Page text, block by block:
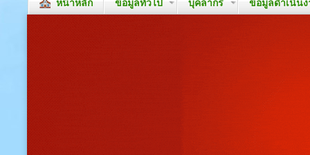
หน้าหลัก ข้อมูลทั่วไป บุคลากร ข้อมูลดำเนิน